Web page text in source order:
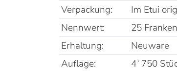
Verpackung:
Im Etui
Nennwert:
25 Franken
Erhaltung:
Neuware
Auflage:
4`750